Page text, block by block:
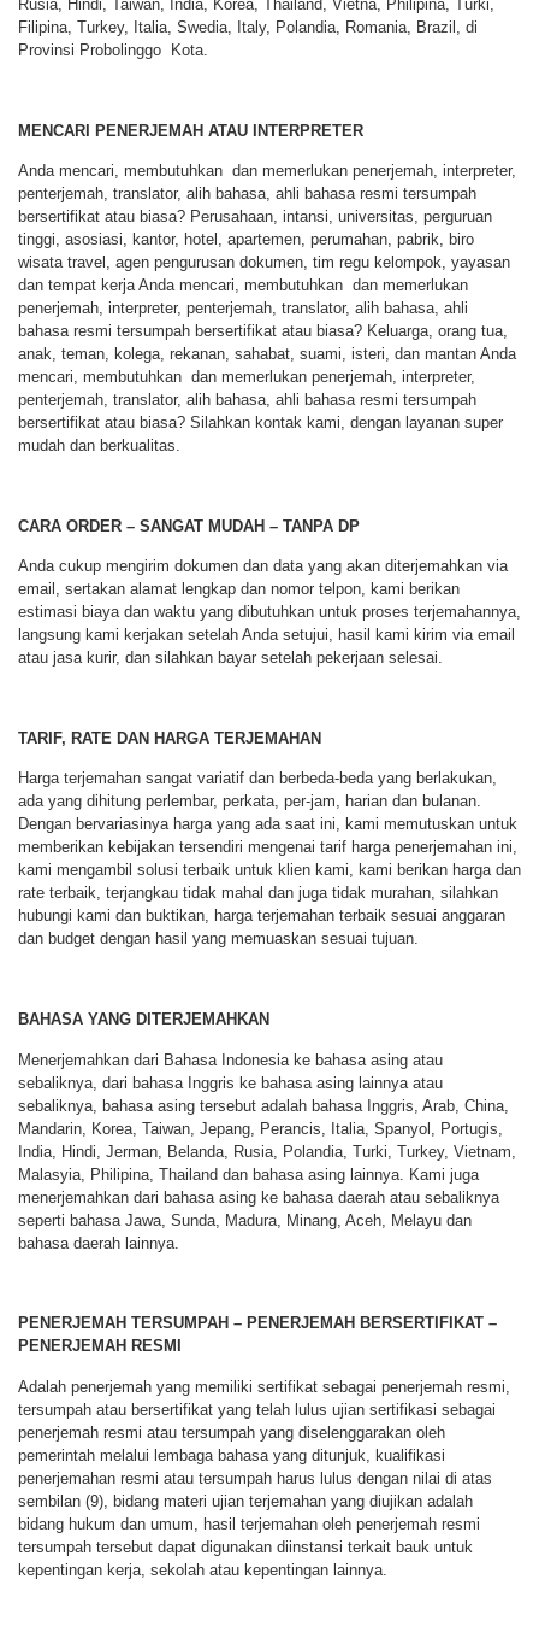
Rusia, Hindi, Taiwan, India, Korea, Thailand, Vietna, Philipina, Turki,
Filipina, Turkey, Italia, Swedia, Italy, Polandia, Romania, Brazil, di
Provinsi Probolinggo Kota.
MENCARI PENERJEMAH ATAU INTERPRETER
Anda mencari, membutuhkan dan memerlukan penerjemah, interpreter,
penterjemah, translator, alih bahasa, ahli bahasa resmi tersumpah
bersertifikat atau biasa? Perusahaan, intansi, universitas, perguruan
tinggi, asosiasi, kantor, hotel, apartemen, perumahan, pabrik, biro
wisata travel, agen pengurusan dokumen, tim regu kelompok, yayasan
dan tempat kerja Anda mencari, membutuhkan dan memerlukan
penerjemah, interpreter, penterjemah, translator, alih bahasa, ahli
bahasa resmi tersumpah bersertifikat atau biasa? Keluarga, orang tua,
anak, teman, kolega, rekanan, sahabat, suami, isteri, dan mantan Anda
mencari, membutuhkan dan memerlukan penerjemah, interpreter,
penterjemah, translator, alih bahasa, ahli bahasa resmi tersumpah
bersertifikat atau biasa? Silahkan kontak kami, dengan layanan super
mudah dan berkualitas.
CARA ORDER – SANGAT MUDAH – TANPA DP
Anda cukup mengirim dokumen dan data yang akan diterjemahkan via
email, sertakan alamat lengkap dan nomor telpon, kami berikan
estimasi biaya dan waktu yang dibutuhkan untuk proses terjemahannya,
langsung kami kerjakan setelah Anda setujui, hasil kami kirim via email
atau jasa kurir, dan silahkan bayar setelah pekerjaan selesai.
TARIF, RATE DAN HARGA TERJEMAHAN
Harga terjemahan sangat variatif dan berbeda-beda yang berlakukan,
ada yang dihitung perlembar, perkata, per-jam, harian dan bulanan.
Dengan bervariasinya harga yang ada saat ini, kami memutuskan untuk
memberikan kebijakan tersendiri mengenai tarif harga penerjemahan ini,
kami mengambil solusi terbaik untuk klien kami, kami berikan harga dan
rate terbaik, terjangkau tidak mahal dan juga tidak murahan, silahkan
hubungi kami dan buktikan, harga terjemahan terbaik sesuai anggaran
dan budget dengan hasil yang memuaskan sesuai tujuan.
BAHASA YANG DITERJEMAHKAN
Menerjemahkan dari Bahasa Indonesia ke bahasa asing atau
sebaliknya, dari bahasa Inggris ke bahasa asing lainnya atau
sebaliknya, bahasa asing tersebut adalah bahasa Inggris, Arab, China,
Mandarin, Korea, Taiwan, Jepang, Perancis, Italia, Spanyol, Portugis,
India, Hindi, Jerman, Belanda, Rusia, Polandia, Turki, Turkey, Vietnam,
Malasyia, Philipina, Thailand dan bahasa asing lainnya. Kami juga
menerjemahkan dari bahasa asing ke bahasa daerah atau sebaliknya
seperti bahasa Jawa, Sunda, Madura, Minang, Aceh, Melayu dan
bahasa daerah lainnya.
PENERJEMAH TERSUMPAH – PENERJEMAH BERSERTIFIKAT –
PENERJEMAH RESMI
Adalah penerjemah yang memiliki sertifikat sebagai penerjemah resmi,
tersumpah atau bersertifikat yang telah lulus ujian sertifikasi sebagai
penerjemah resmi atau tersumpah yang diselenggarakan oleh
pemerintah melalui lembaga bahasa yang ditunjuk, kualifikasi
penerjemahan resmi atau tersumpah harus lulus dengan nilai di atas
sembilan (9), bidang materi ujian terjemahan yang diujikan adalah
bidang hukum dan umum, hasil terjemahan oleh penerjemah resmi
tersumpah tersebut dapat digunakan diinstansi terkait bauk untuk
kepentingan kerja, sekolah atau kepentingan lainnya.